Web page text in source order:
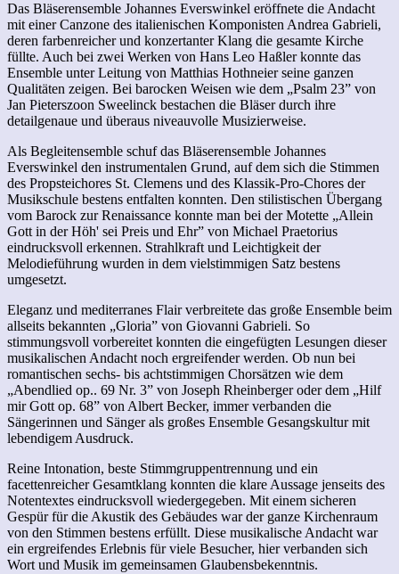
Das Bläserensemble Johannes Everswinkel eröffnete die Andacht
mit einer Canzone des italienischen Komponisten Andrea Gabrieli,
deren farbenreicher und konzertanter Klang die gesamte Kirche
füllte. Auch bei zwei Werken von Hans Leo Haßler konnte das
Ensemble unter Leitung von Matthias Hothneier seine ganzen
Qualitäten zeigen. Bei barocken Weisen wie dem „Psalm 23” von
Jan Pieterszoon Sweelinck bestachen die Bläser durch ihre
detailgenaue und überaus niveauvolle Musizierweise.
Als Begleitensemble schuf das Bläserensemble Johannes
Everswinkel den instrumentalen Grund, auf dem sich die Stimmen
des Propsteichores St. Clemens und des Klassik-Pro-Chores der
Musikschule bestens entfalten konnten. Den stilistischen Übergang
vom Barock zur Renaissance konnte man bei der Motette „Allein
Gott in der Höh' sei Preis und Ehr” von Michael Praetorius
eindrucksvoll erkennen. Strahlkraft und Leichtigkeit der
Melodieführung wurden in dem vielstimmigen Satz bestens
umgesetzt.
Eleganz und mediterranes Flair verbreitete das große Ensemble beim
allseits bekannten „Gloria” von Giovanni Gabrieli. So
stimmungsvoll vorbereitet konnten die eingefügten Lesungen dieser
musikalischen Andacht noch ergreifender werden. Ob nun bei
romantischen sechs- bis achtstimmigen Chorsätzen wie dem
„Abendlied op.. 69 Nr. 3” von Joseph Rheinberger oder dem „Hilf
mir Gott op. 68” von Albert Becker, immer verbanden die
Sängerinnen und Sänger als großes Ensemble Gesangskultur mit
lebendigem Ausdruck.
Reine Intonation, beste Stimmgruppentrennung und ein
facettenreicher Gesamtklang konnten die klare Aussage jenseits des
Notentextes eindrucksvoll wiedergegeben. Mit einem sicheren
Gespür für die Akustik des Gebäudes war der ganze Kirchenraum
von den Stimmen bestens erfüllt. Diese musikalische Andacht war
ein ergreifendes Erlebnis für viele Besucher, hier verbanden sich
Wort und Musik im gemeinsamen Glaubensbekenntnis.